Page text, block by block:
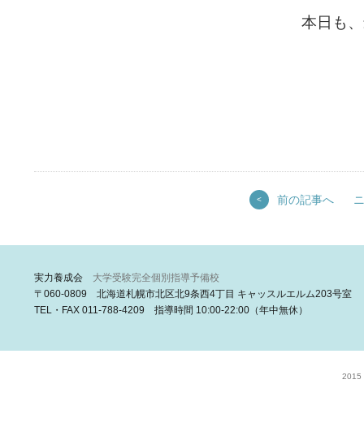
本日も
< 前の記事へ
実力養成会 大学受験完全個別指導予備校
〒060-0809 北海道札幌市北区北9条西4丁目 キャッスルエルム203号室
TEL・FAX 011-788-4209 指導時間 10:00-22:00（年中無休）
2015